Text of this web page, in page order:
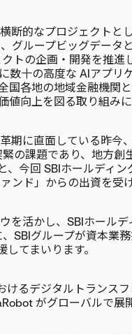
断的なプロジェクトと
グループビッグデータ
トの企画・開発を推進
数十の高度な AIアプリ
国各地の地域金融機関
値向上を図る取り組み
期に直面している昨今
の課題であり、地方創
今回 SBIホールディン
ンド」からの出資を受
を活かし、SBIホールデ
SBIグループが資本業
てまいります。
けるデジタルトランス
がグローバルで展